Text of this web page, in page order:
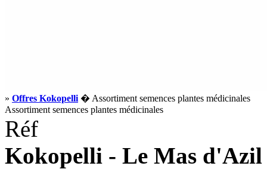
» Offres Kokopelli � Assortiment semences plantes médicinales
Assortiment semences plantes médicinales
Réf
Kokopelli - Le Mas d'Azil